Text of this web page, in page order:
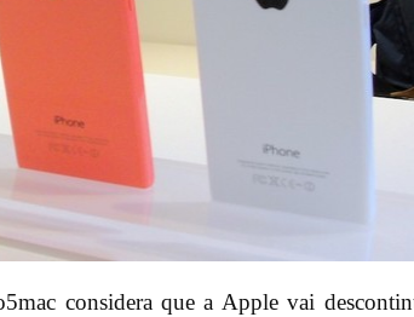
considera que a Apple vai